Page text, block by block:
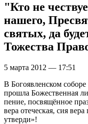
"Кто не
нашего,
святых, да
Тожества
5 марта 2012 — 17:51
В Богоявленском
прошла Божественная
пение, посвящённое
вера отеческая, сия
утверди»!